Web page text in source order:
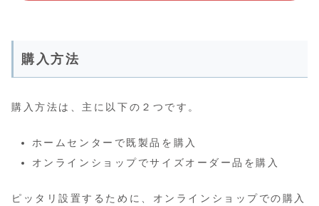
購入方法
購入方法は、主に以下の２つです。
ホームセンターで既製品を購入
オンラインショップでサイズオーダー品を購入
ピッタリ設置するために、オンラインショップでの購入